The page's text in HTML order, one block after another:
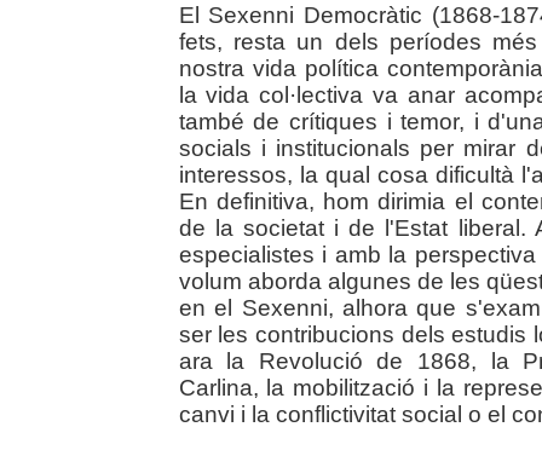
El Sexenni Democràtic (1868-
fets, resta un dels períodes
nostra vida política
la vida col·lectiva va anar
també de crítiques i temor, i
socials i institucionals per mirar
interessos, la qual cosa dificultà
En definitiva, hom dirimia el
de la societat i de l'Estat liberal.
especialistes i amb la
volum aborda algunes de les
en el Sexenni, alhora que
ser les contribucions dels estudis
ara la Revolució de 1868, la
Carlina, la mobilització i la
canvi i la conflictivitat social o el